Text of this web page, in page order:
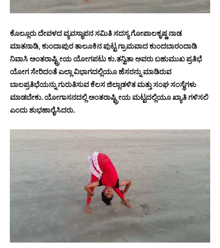
ಕೊಲ್ಲೂರು ದೇವಳದ ವ್ಯವಸ್ಥಾಪನ ಸಮಿತಿ ಸದಸ್ಯ ಗೋಪಾಲಕೃಷ್ಣ ನಾಡ
ಮಾತನಾಡಿ, ಕುಂದಾಪುರ ತಾಲೂಕಿನ ಪುಟ್ಟ ಗ್ರಾಮವಾದ ಕುಂದಬಾರಂದಾಡಿ
ನಿವಾಸಿ ಅಂತರಾಷ್ಟ್ರೀಯ ಯೋಗಪಟು ಕು.ತನ್ವಿತಾ ಅವರು ಬಹುಮುಖ ಪ್ರತಿಭೆ
ಯೋಗ ಸೇರಿದಂತೆ ಎಲ್ಲಾ ವಿಭಾಗದಲ್ಲಿಯೂ ಹೆಸರನ್ನು ಮಾಡಿರುವ
ಬಾಲಪ್ರತಿಭೆಯನ್ನು ಗುರುತಿಸುವ ಕೆಲಸ ಜಿಲ್ಲಾಡಳಿತ ಮತ್ತು ಸಂಘ ಸಂಸ್ಥೆಗಳು
ಮಾಡಬೇಕು. ಯೋಗಾಸನದಲ್ಲಿ ಅಂತರಾಷ್ಟ್ರೀಯ ಮಟ್ಟದಲ್ಲಿಯೂ ಖ್ಯಾತಿ ಗಳಿಸಲಿ
ಎಂದು ಶುಭಹಾರೈಸಿದರು.